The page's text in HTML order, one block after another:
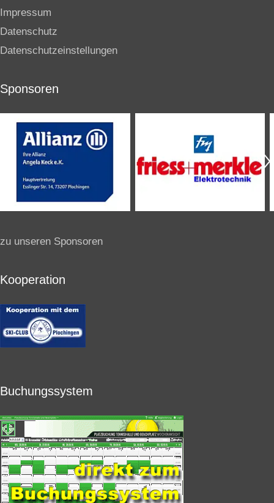
Impressum
Datenschutz
Datenschutzeinstellungen
Sponsoren
zu unseren Sponsoren
Kooperation
Buchungssystem